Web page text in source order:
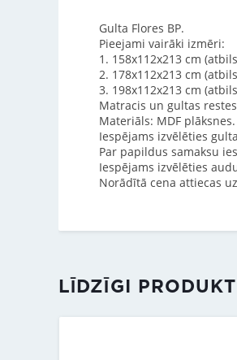
Gulta Flores BP.
Pieejami vairāki izmēri:
1. 158x112x213 cm
2. 178x112x213 cm
3. 198x112x213 cm
Matracis un gultas
Materiāls: MDF
Iespējams izvēlēties
Par papildus samaksu
Iespējams izvēlēties
Norādītā cena attiecas
LĪDZĪGI PRODUKTI